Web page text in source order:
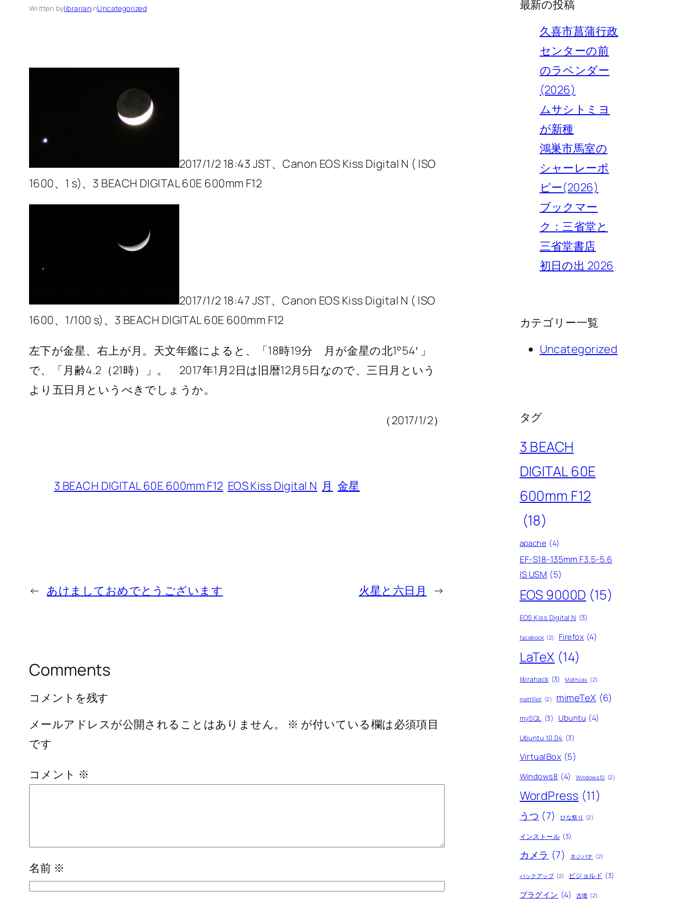
Written bylibrarianinUncategorized
2017/1/2 18:43 JST、Canon EOS Kiss Digital N ( ISO
1600、1 s)、3 BEACH DIGITAL 60E 600mm F12
2017/1/2 18:47 JST、Canon EOS Kiss Digital N ( ISO
1600、1/100 s)、3 BEACH DIGITAL 60E 600mm F12
左下が金星、右上が月。天文年鑑によると、「18時19分 月が金星の北1°54′ 」
で、「月齢4.2（21時）」。 2017年1月2日は旧暦12月5日なので、三日月という
より五日月というべきでしょうか。
（2017/1/2）
3 BEACH DIGITAL 60E 600mm F12 EOS Kiss Digital N 月 金星
← あけましておめでとうございます 火星と六日月 →
Comments
コメントを残す
メールアドレスが公開されることはありません。
※ が付いている欄は必須項目
です
コメント ※
名前 ※
最新の投稿
久喜市菖蒲行政
センターの前
のラベンダー
(2026)
ムサシトミヨ
が新種
鴻巣市馬室の
シャーレーポ
ピー(2026)
ブックマー
ク：三省堂と
三省堂書店
初日の出 2026
カテゴリー一覧
Uncategorized
タグ
3 BEACH
DIGITAL 60E
600mm F12
(18)
apache (4)
EF-S18-135mm F3.5-5.6
IS USM (5)
EOS 9000D (15)
EOS Kiss Digital N (3)
facebook (2) Firefox (4)
LaTeX (14)
librahack (3) MathJax (2)
mathTeX (2) mimeTeX (6)
mySQL (3) Ubuntu (4)
Ubuntu 10.04 (3)
VirtualBox (5)
Windows8 (4) Windows10 (2)
WordPress (11)
うつ (7) ひな祭り (2)
インストール (3)
カメラ (7) ネジバナ (2)
バックアップ (2) ビジョルド (3)
プラグイン (4) 古墳 (2)